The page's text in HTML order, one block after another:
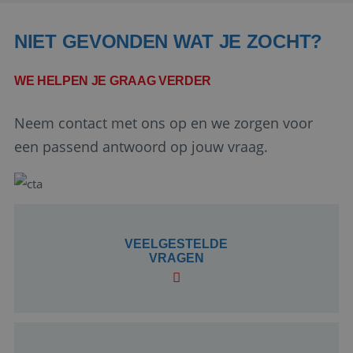
NIET GEVONDEN WAT JE ZOCHT?
WE HELPEN JE GRAAG VERDER
Neem contact met ons op en we zorgen voor
een passend antwoord op jouw vraag.
VEELGESTELDE
VRAGEN
Corporation
.linkedin.com
Google Privacy Policy